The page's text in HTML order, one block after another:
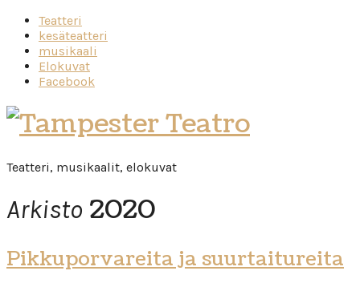
Teatteri
kesäteatteri
musikaali
Elokuvat
Facebook
Tampester
Teatro
Teatteri, musikaalit, elokuvat
Arkisto 2020
Pikkuporvareita ja suurtaitureita